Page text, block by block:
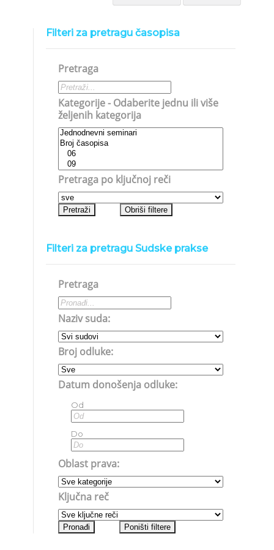
Filteri za pretragu časopisa
Pretraga
Kategorije - Odaberite jednu ili više
željenih kategorija
Pretraga po ključnoj reči
Filteri za pretragu Sudske prakse
Pretraga
Naziv suda:
Broj odluke:
Datum donošenja odluke:
Od
Do
Oblast prava:
Ključna reč